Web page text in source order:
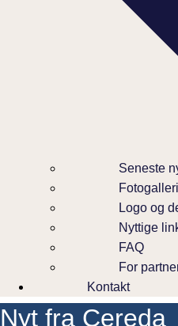
Seneste
Fotogalleri
Logo og
Nyttige
FAQ
For
Kontakt
Nyt fra Cereda